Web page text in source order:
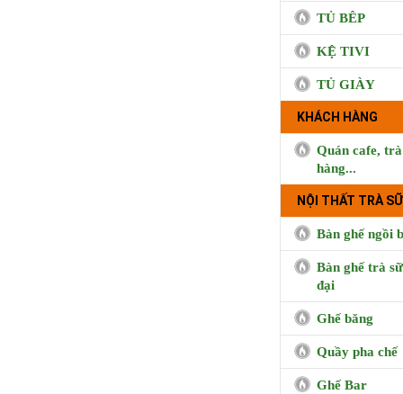
TỦ BÊP
KỆ TIVI
TỦ GIÀY
KHÁCH HÀNG
Quán cafe,
hàng...
NỘI THẤT TRÀ
Bàn ghế ngồi
Bàn ghế trà
đại
Ghế băng
Quầy pha chế
Ghế Bar
BUI